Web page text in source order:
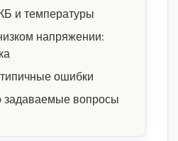
и температуры
напряжении:
ошибки
задаваемые вопросы